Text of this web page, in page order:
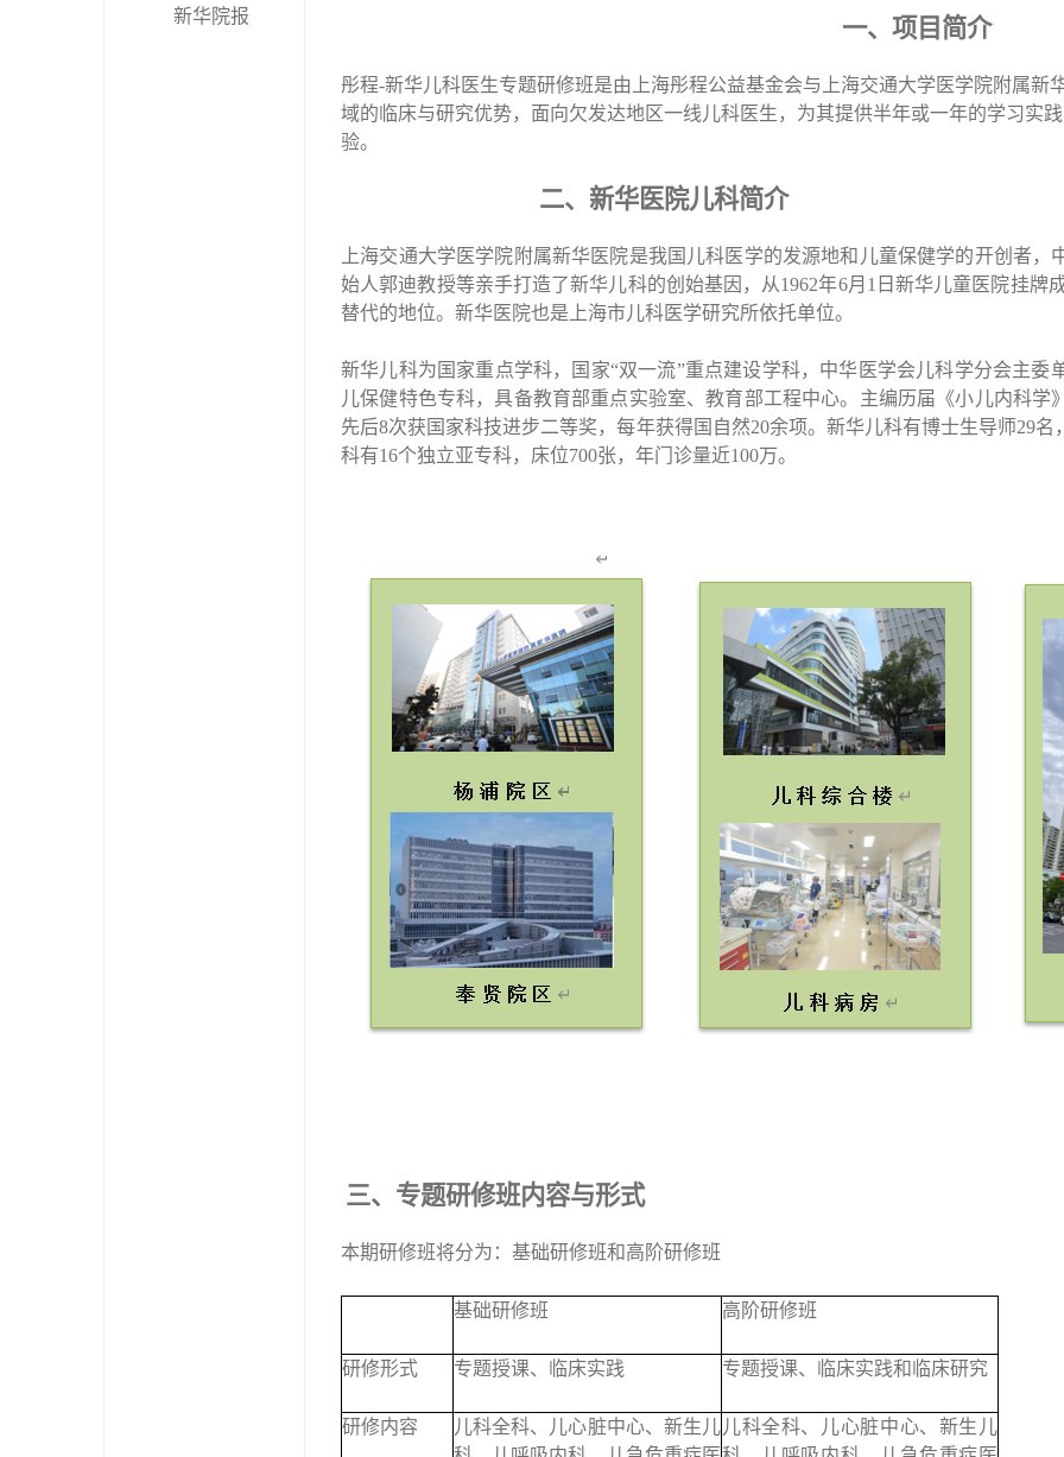
新华院报
一、项目简介
彤程-新华儿科医生专题研修班是由上海彤程公益基金会与上海交通大学医学院附属新
域的临床与研究优势，面向欠发达地区一线儿科医生，为其提供半年或一年的学习实
验。
二、新华医院儿科简介
上海交通大学医学院附属新华医院是我国儿科医学的发源地和儿童保健学的开创者
始人郭迪教授等亲手打造了新华儿科的创始基因，从1962年6月1日新华儿童医院挂
替代的地位。新华医院也是上海市儿科医学研究所依托单位。
新华儿科为国家重点学科，国家“双一流”重点建设学科，中华医学会儿科学分会主
儿保健特色专科，具备教育部重点实验室、教育部工程中心。主编历届《小儿内科
先后8次获国家科技进步二等奖，每年获得国自然20余项。新华儿科有博士生导师29
科有16个独立亚专科，床位700张，年门诊量近100万。
三、专题研修班内容与形式
本期研修班将分为：基础研修班和高阶研修班
基础研修班 高阶研修班
研修形式 专题授课、临床实践 专题授课、临床实践和临床研究
研修内容
儿科全科、儿心脏中心、新生儿 儿科全科、儿心脏中心、新生儿